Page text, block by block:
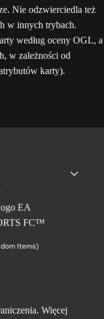
Nie odzwierciedla też
w innych trybach.
według oceny OGL, a
w zależności od
karty).
Items)
Więcej